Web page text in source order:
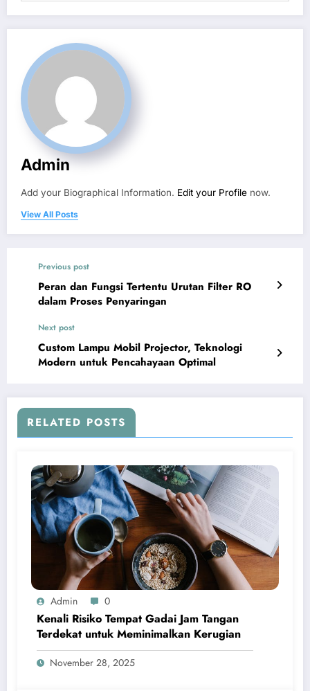
Admin
Add your Biographical Information. Edit your Profile now.
View All Posts
Previous post
Peran dan Fungsi Tertentu Urutan Filter RO
dalam Proses Penyaringan
Next post
Custom Lampu Mobil Projector, Teknologi
Modern untuk Pencahayaan Optimal
RELATED POSTS
Admin 0
Kenali Risiko Tempat Gadai Jam Tangan
Terdekat untuk Meminimalkan Kerugian
November 28, 2025